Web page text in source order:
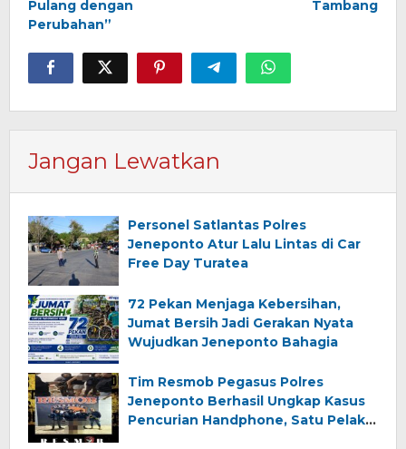
Pulang dengan
Perubahan”
Tambang
Jangan Lewatkan
Personel Satlantas Polres
Jeneponto Atur Lalu Lintas di Car
Free Day Turatea
72 Pekan Menjaga Kebersihan,
Jumat Bersih Jadi Gerakan Nyata
Wujudkan Jeneponto Bahagia
Tim Resmob Pegasus Polres
Jeneponto Berhasil Ungkap Kasus
Pencurian Handphone, Satu Pelaku